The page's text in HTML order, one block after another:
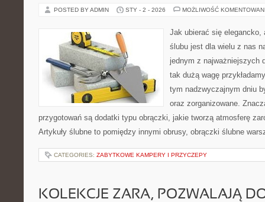
POSTED BY ADMIN STY - 2 - 2026 MOŻLIWOŚĆ
Jak ubierać się elegancko,
ślubu jest dla wielu z nas
jednym z najważniejszych
tak dużą wagę
tym nadzwyczajnym dniu
oraz zorganizowane.
przygotowań są dodatki typu obrączki, jakie tworzą atmosferę
Artykuły ślubne to pomiędzy innymi obrusy, obrączki ślubne
CATEGORIES: ZABYTKOWE KAMPERY I PRZYCZEPY
KOLEKCJE ZARA, POZWALAJĄ